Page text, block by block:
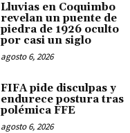
Lluvias en Coquimbo
revelan un puente de
piedra de 1926 oculto
por casi un siglo
agosto 6, 2026
FIFA pide disculpas y
endurece postura tras
polémica FFE
agosto 6, 2026